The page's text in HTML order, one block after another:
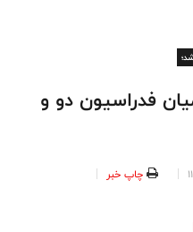
فدراسیون دو و
چاپ خبر